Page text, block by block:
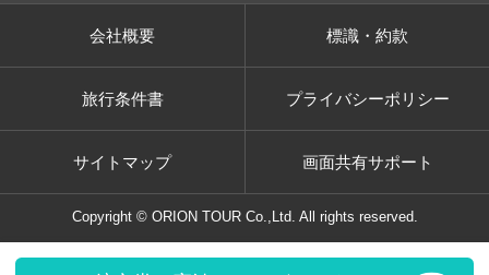
会社概要 標識・約款
旅行条件書 プライバシーポリシー
サイトマップ 画面共有サポート
Copyright © ORION TOUR Co.,Ltd. All rights reserved.